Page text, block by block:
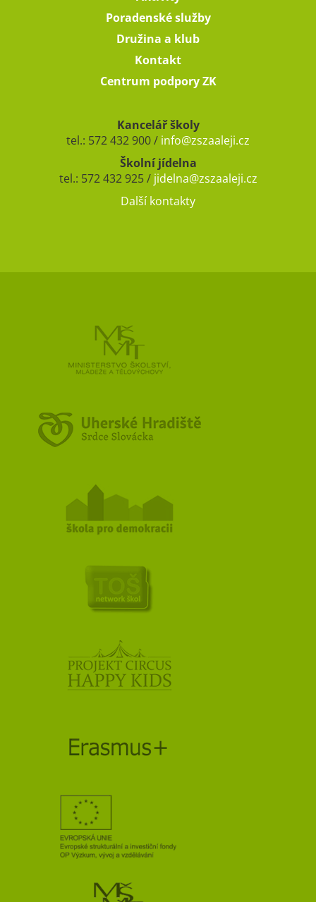
Poradenské služby
Družina a klub
Kontakt
Centrum podpory ZK
Kancelář školy
tel.: 572 432 900 / info@zszaaleji.cz
Školní jídelna
tel.: 572 432 925 / jidelna@zszaaleji.cz
Další kontakty